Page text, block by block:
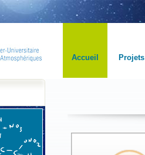
Accueil Projets